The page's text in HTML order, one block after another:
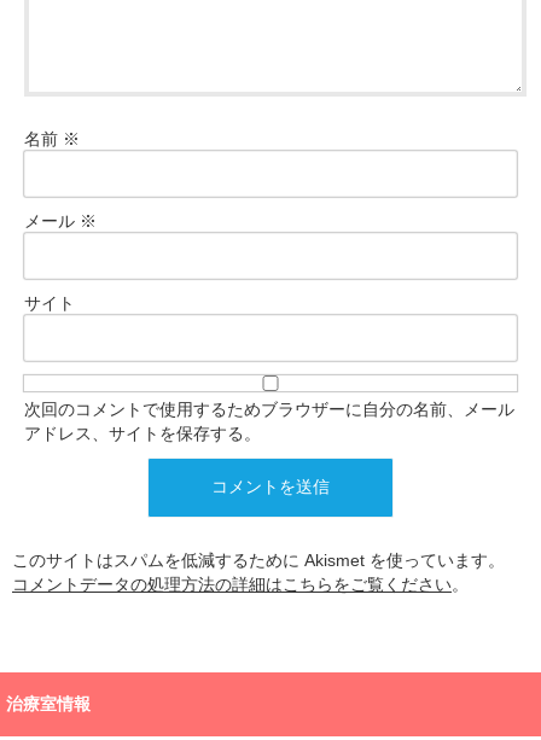
名前 ※
メール ※
サイト
次回のコメントで使用するためブラウザーに自分の名前、メール
アドレス、サイトを保存する。
このサイトはスパムを低減するために Akismet を使っています。
コメントデータの処理方法の詳細はこちらをご覧ください。
治療室情報